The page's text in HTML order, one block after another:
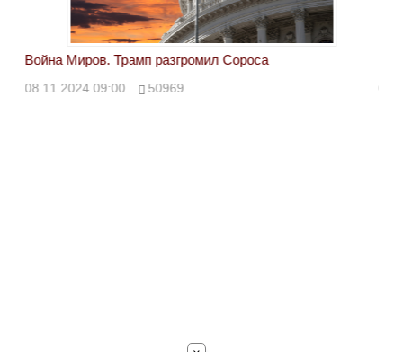
Война Миров. Трамп разгромил Сороса
08.11.2024 09:00 50969